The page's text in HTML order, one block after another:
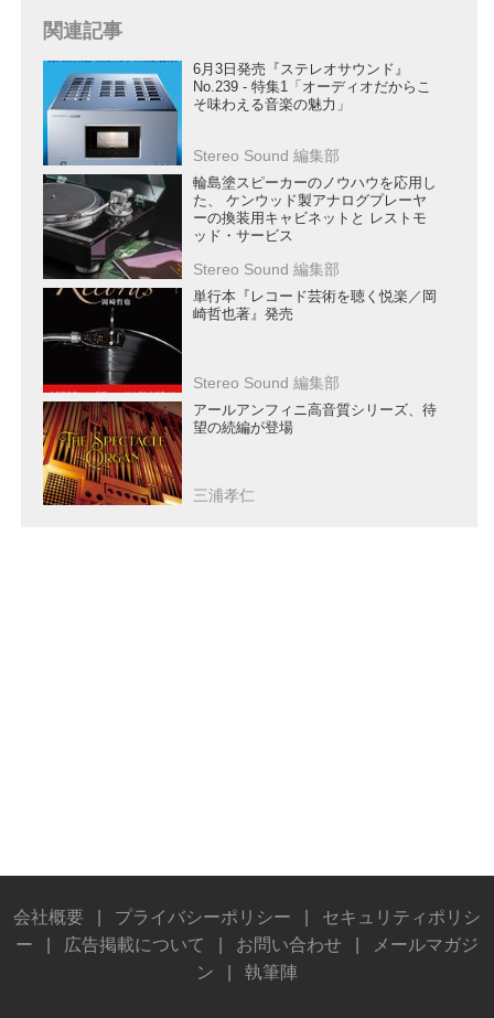
関連記事
6月3日発売『ステレオサウンド』
No.239 - 特集1「オーディオだからこ
そ味わえる音楽の魅力」
Stereo Sound 編集部
輪島塗スピーカーのノウハウを応用し
た、 ケンウッド製アナログプレーヤ
ーの換装用キャビネットと レストモ
ッド・サービス
Stereo Sound 編集部
単行本『レコード芸術を聴く悦楽／岡
崎哲也著』発売
Stereo Sound 編集部
アールアンフィニ高音質シリーズ、待
望の続編が登場
三浦孝仁
会社概要 プライバシーポリシー
セキュリティポリシ
ー
広告掲載について お問い合わせ
メールマガジ
ン
執筆陣